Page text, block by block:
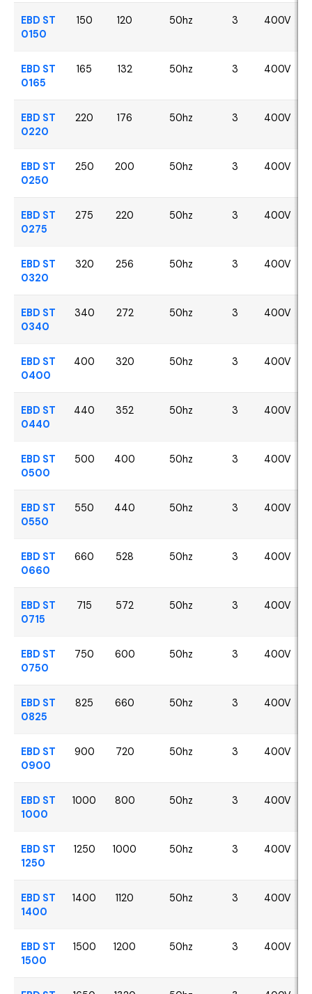
EBD ST
0150
150 120 50hz 3 400V
EBD ST
0165
165 132 50hz 3 400V
EBD ST
0220
220 176 50hz 3 400V
EBD ST
0250
250 200 50hz 3 400V
EBD ST
0275
275 220 50hz 3 400V
EBD ST
0320
320 256 50hz 3 400V
EBD ST
0340
340 272 50hz 3 400V
EBD ST
0400
400 320 50hz 3 400V
EBD ST
0440
440 352 50hz 3 400V
EBD ST
0500
500 400 50hz 3 400V
EBD ST
0550
550 440 50hz 3 400V
EBD ST
0660
660 528 50hz 3 400V
EBD ST
0715
715 572 50hz 3 400V
EBD ST
0750
750 600 50hz 3 400V
EBD ST
0825
825 660 50hz 3 400V
EBD ST
0900
900 720 50hz 3 400V
EBD ST
1000
1000 800 50hz 3 400V
EBD ST
1250
1250 1000 50hz 3 400V
EBD ST
1400
1400 1120 50hz 3 400V
EBD ST
1500
1500 1200 50hz 3 400V